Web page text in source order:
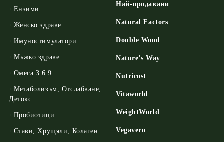
Ензими
Женско здраве
Имуностимулатори
Мъжко здраве
Омега 3 6 9
Метаболизъм, Отслабване,
Детокс
Пробиотици
Стави, Хрущяли, Колаген
Най-продавани
Natural Factors
Double Wood
Nature’s Way
Nutricost
Vitaworld
WeightWorld
Vegavero